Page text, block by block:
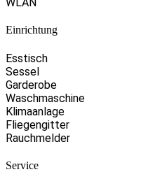
Einrichtung
Esstisch
Sessel
Garderobe
Waschmaschine
Klimaanlage
Fliegengitter
Rauchmelder
Service